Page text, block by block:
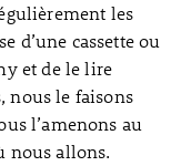
les
d’une cassette ou
et de le lire
nous le faisons
l’amenons au
nous allons.